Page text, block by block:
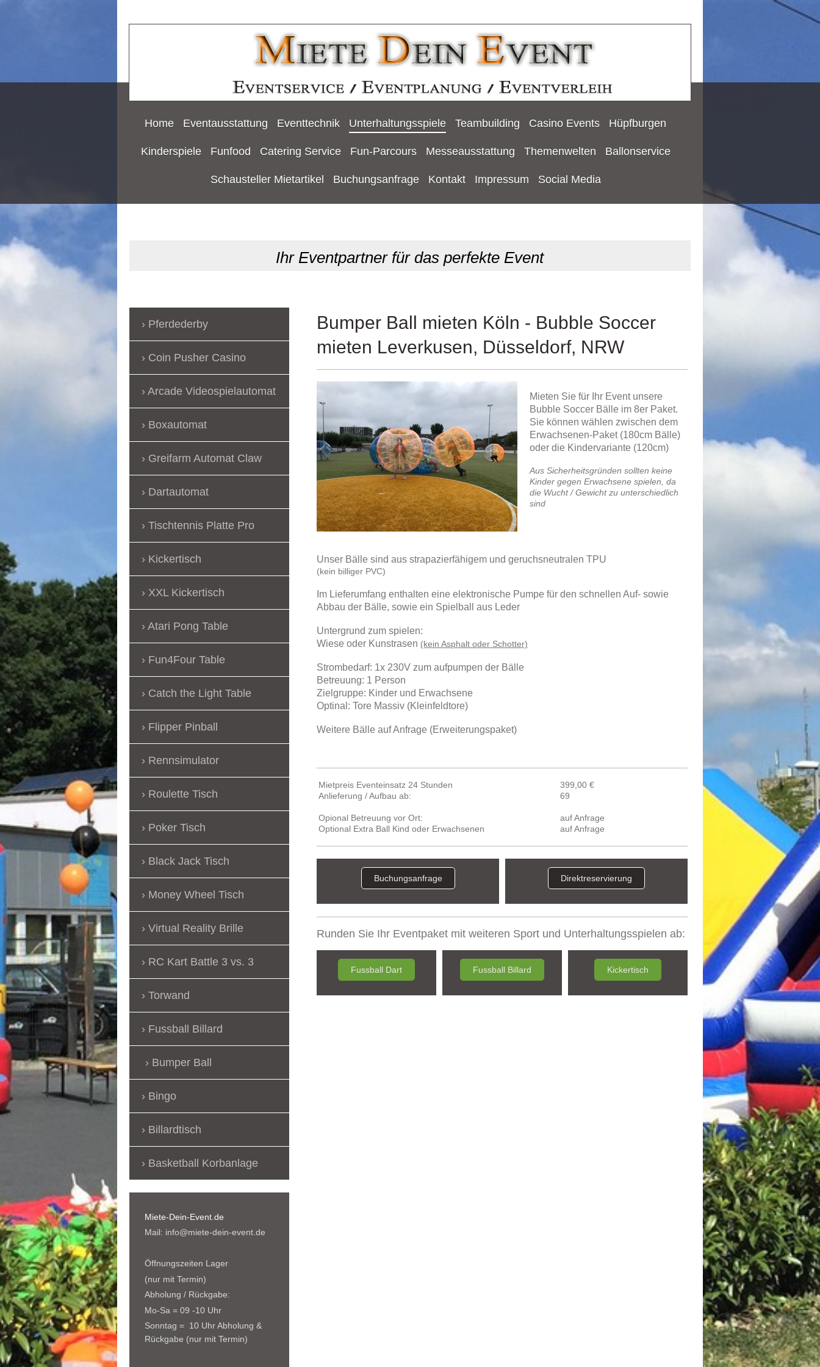
Home Eventausstattung Eventtechnik Unterhaltungsspiele Teambuilding Casino Events Hüpfburgen
Kinderspiele Funfood Catering Service Fun-Parcours Messeausstattung Themenwelten Ballonservice
Schausteller Mietartikel Buchungsanfrage Kontakt Impressum Social Media
Ihr Eventpartner für das perfekte Event
Bumper Ball mieten Köln - Bubble Soccer
mieten Leverkusen, Düsseldorf, NRW
Mieten Sie für Ihr Event unsere
Bubble Soccer Bälle im 8er Paket.
Sie können wählen zwischen dem
Erwachsenen-Paket (180cm Bälle)
oder die Kindervariante (120cm)
Aus Sicherheitsgründen sollten keine
Kinder gegen Erwachsene spielen, da
die Wucht / Gewicht zu unterschiedlich
sind
Unser Bälle sind aus strapazierfähigem und geruchsneutralen TPU
(kein billiger PVC)
Im Lieferumfang enthalten eine elektronische Pumpe für den schnellen Auf- sowie
Abbau der Bälle, sowie ein Spielball aus Leder
Untergrund zum spielen:
Wiese oder Kunstrasen (kein Asphalt oder Schotter)
Strombedarf: 1x 230V zum aufpumpen der Bälle
Betreuung: 1 Person
Zielgruppe: Kinder und Erwachsene
Optinal: Tore Massiv (Kleinfeldtore)
Weitere Bälle auf Anfrage (Erweiterungspaket)
Mietpreis Eventeinsatz 24 Stunden
Anlieferung / Aufbau ab:
Opional Betreuung vor Ort:
Optional Extra Ball Kind oder Erwachsenen
399,00 €
69
auf Anfrage
auf Anfrage
Buchungsanfrage Direktreservierung
Runden Sie Ihr Eventpaket mit weiteren Sport und Unterhaltungsspielen ab:
Fussball Dart Fussball Billard Kickertisch
Pferdederby
Coin Pusher Casino
Arcade Videospielautomat
Boxautomat
Greifarm Automat Claw
Dartautomat
Tischtennis Platte Pro
Kickertisch
XXL Kickertisch
Atari Pong Table
Fun4Four Table
Catch the Light Table
Flipper Pinball
Rennsimulator
Roulette Tisch
Poker Tisch
Black Jack Tisch
Money Wheel Tisch
Virtual Reality Brille
RC Kart Battle 3 vs. 3
Torwand
Fussball Billard
Bumper Ball
Bingo
Billardtisch
Basketball Korbanlage
Miete-Dein-Event.de
Mail: info@miete-dein-event.de
Öffnungszeiten Lager
(nur mit Termin)
Abholung / Rückgabe:
Mo-Sa = 09 -10 Uhr
Sonntag = 10 Uhr Abholung &
Rückgabe (nur mit Termin)